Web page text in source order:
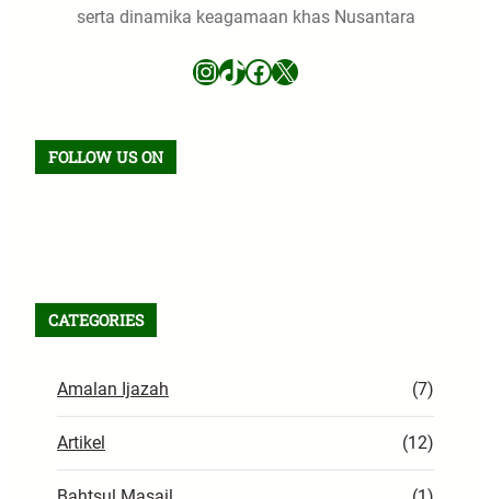
serta dinamika keagamaan khas Nusantara
InstagramTikTok Facebook X
FOLLOW US ON
CATEGORIES
Amalan Ijazah (7)
Artikel (12)